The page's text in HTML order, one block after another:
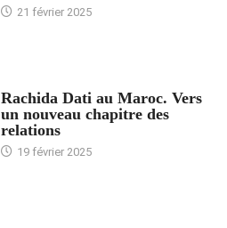
21 février 2025
Rachida Dati au Maroc. Vers
un nouveau chapitre des
relations
19 février 2025